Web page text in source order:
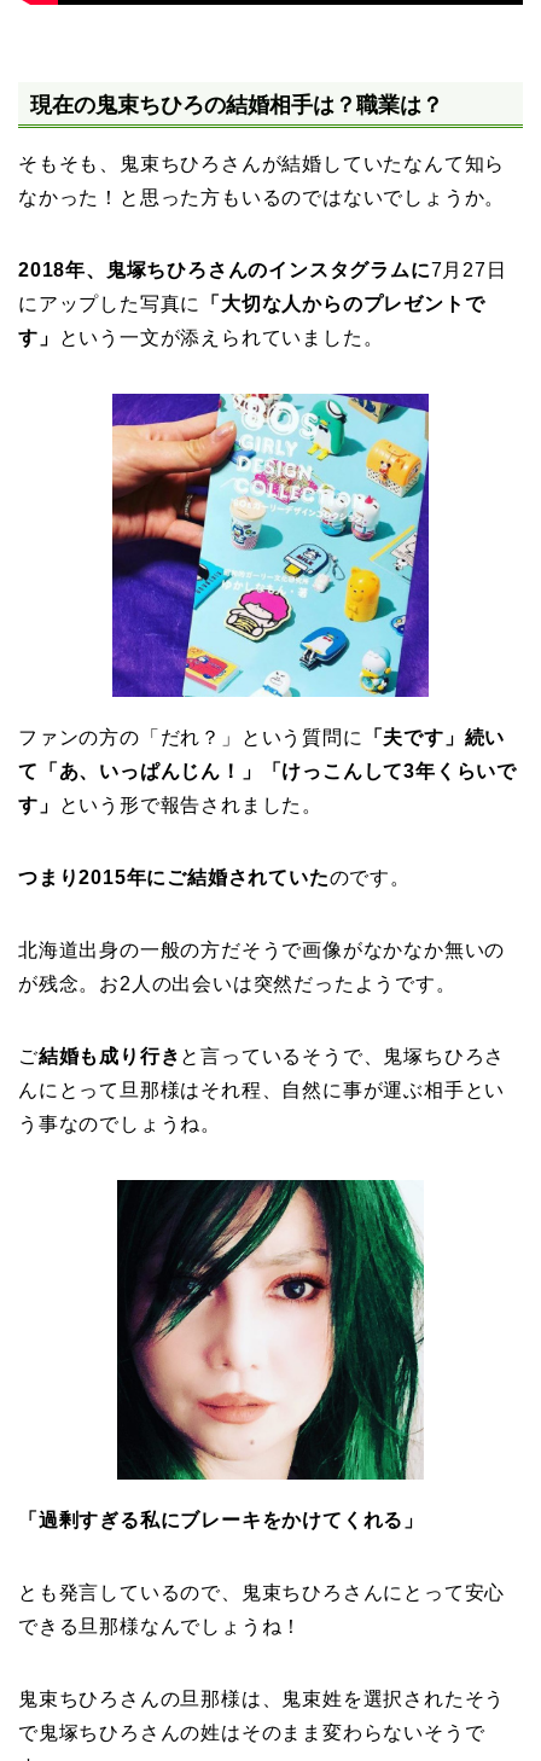
現在の鬼束ちひろの結婚相手は？職業は？
そもそも、鬼束ちひろさんが結婚していたなんて知ら
なかった！と思った方もいるのではないでしょうか。
2018年、鬼塚ちひろさんのインスタグラムに7月27日
にアップした写真に
「大切な人からのプレゼントで
す」
という一文が添えられていました。
ファンの方の「だれ？」という質問に
「夫です」続い
て「あ、いっぱんじん！」
「けっこんして3年くらいで
す」
という形で報告されました。
つまり2015年にご結婚されていたのです。
北海道出身の一般の方だそうで画像がなかなか無いの
が残念。お2人の出会いは突然だったようです。
ご結婚も成り行き と言っているそうで、鬼塚ちひろさ
んにとって旦那様はそれ程、自然に事が運ぶ相手とい
う事なのでしょうね。
「過剰すぎる私にブレーキをかけてくれる」
とも発言しているので、鬼束ちひろさんにとって安心
できる旦那様なんでしょうね！
鬼束ちひろさんの旦那様は、鬼束姓を選択されたそう
で鬼塚ちひろさんの姓はそのまま変わらないそうで